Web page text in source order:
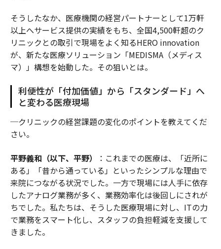
そうしたなか、医療機関の経営パートナーとして1万軒
以上へサービス提供の実績をもち、全国4,500軒超のク
リニックとの取引で現場をよく知るHERO innovation
が、新たな医療ソリューション「MEDISMA（メディス
マ）」構想を始動した。その狙いとは。
利便性が「付加価値」から「スタンダード」へ
と変わる医療現場
─クリニックの経営課題の変化のポイントを教えてくだ
さい。
平野義和（以下、平野）
：これまでの医療は、「近所に
ある」「昔から通っている」といったシンプルな理由で
来院につながる状況でした。一方で現場には人手に依存
したアナログ業務が多く、業務効率化は後回しにされが
ちでした。私たちは、そうした医療現場に対し、ITの力
で業務をスマート化し、スタッフの負担軽減を支援して
きました。